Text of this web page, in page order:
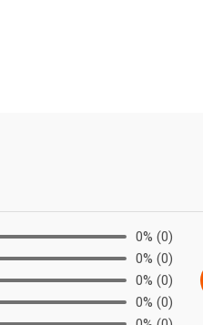
0% (0)
0% (0)
0% (0)
0% (0)